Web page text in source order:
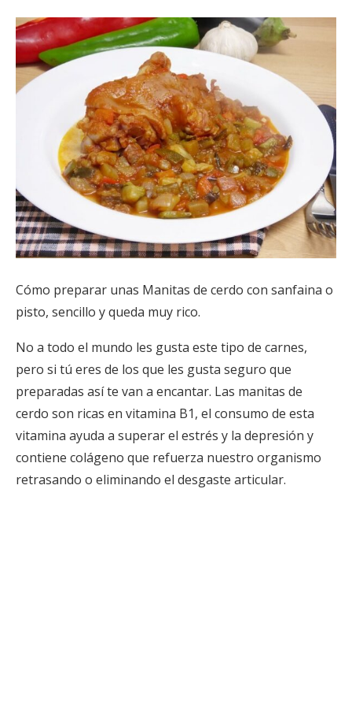
Cómo preparar unas Manitas de cerdo con sanfaina o
pisto, sencillo y queda muy rico.
No a todo el mundo les gusta este tipo de carnes,
pero si tú eres de los que les gusta seguro que
preparadas así te van a encantar. Las manitas de
cerdo son ricas en vitamina B1, el consumo de esta
vitamina ayuda a superar el estrés y la depresión y
contiene colágeno que refuerza nuestro organismo
retrasando o eliminando el desgaste articular.